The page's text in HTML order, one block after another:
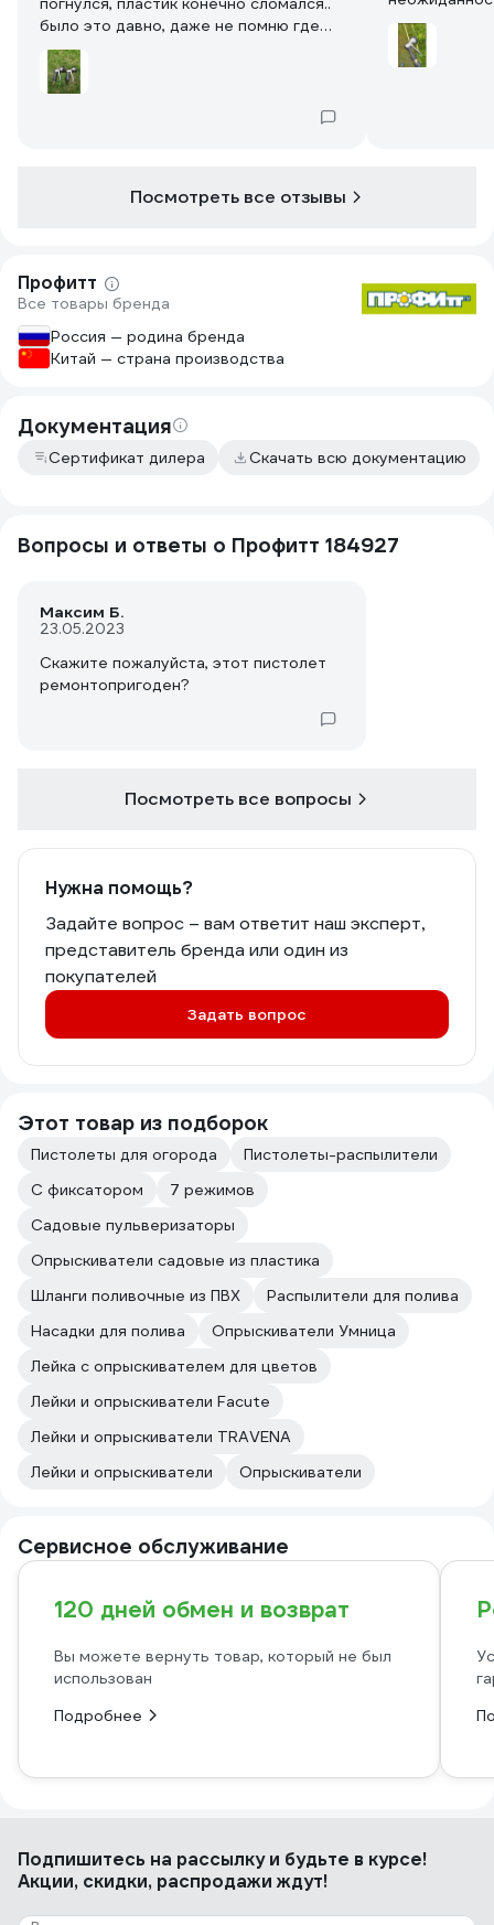
было это давно, даже не помню где
брал..
На второй наступили на замерзший,
Третий покупался здесь, на ви,
Посмотреть все отзывы
Профитт
Все товары бренда
Россия — родина бренда
Китай — страна производства
Документация
Сертификат дилера Скачать всю документацию
Вопросы и ответы о Профитт 184927
Максим Б.
23.05.2023
Скажите пожалуйста, этот пистолет
ремонтопригоден?
Посмотреть все вопросы
Нужна помощь?
Задайте вопрос – вам ответит наш эксперт,
представитель бренда или один из
покупателей
Задать вопрос
Этот товар из подборок
Пистолеты для огорода
Пистолеты-распылители
С фиксатором
7 режимов
Садовые пульверизаторы
Опрыскиватели садовые из пластика
Шланги поливочные из ПВХ
Распылители для полива
Насадки для полива
Опрыскиватели Умница
Лейка с опрыскивателем для цветов
Лейки и опрыскиватели Facute
Лейки и опрыскиватели TRAVENA
Лейки и опрыскиватели
Опрыскиватели
Сервисное обслуживание
120 дней обмен и возврат
Вы можете вернуть товар, который не был
использован
Подробнее
Подпишитесь на рассылкуи будьте в курсе!
Акции, скидки, распродажи ждут!